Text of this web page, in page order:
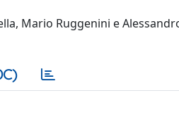
Mario Ruggenini e